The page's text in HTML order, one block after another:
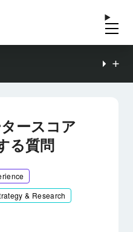
ースコア
る質問
& Research